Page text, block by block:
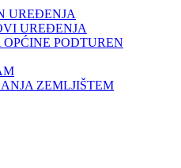
UREĐENJA
UREĐENJA
PODTUREN
ZEMLJIŠTEM